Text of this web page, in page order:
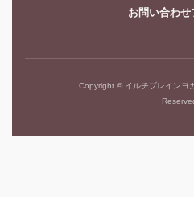
お問い合わせ
Copyright © イルチブレインヨ